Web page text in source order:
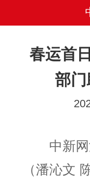
春运首
部门
中新网
（潘沁文